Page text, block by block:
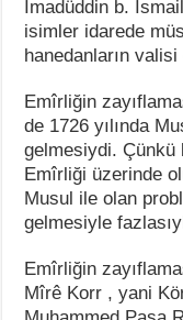
İmadüddin b.
isimler idarede
hanedanların
Emîrliğin
de 1726 yılında
gelmesiydi. Çünkü
Emîrliği üzerinde
Musul ile olan
gelmesiyle
Emîrliğin
Mîrê Korr , yani